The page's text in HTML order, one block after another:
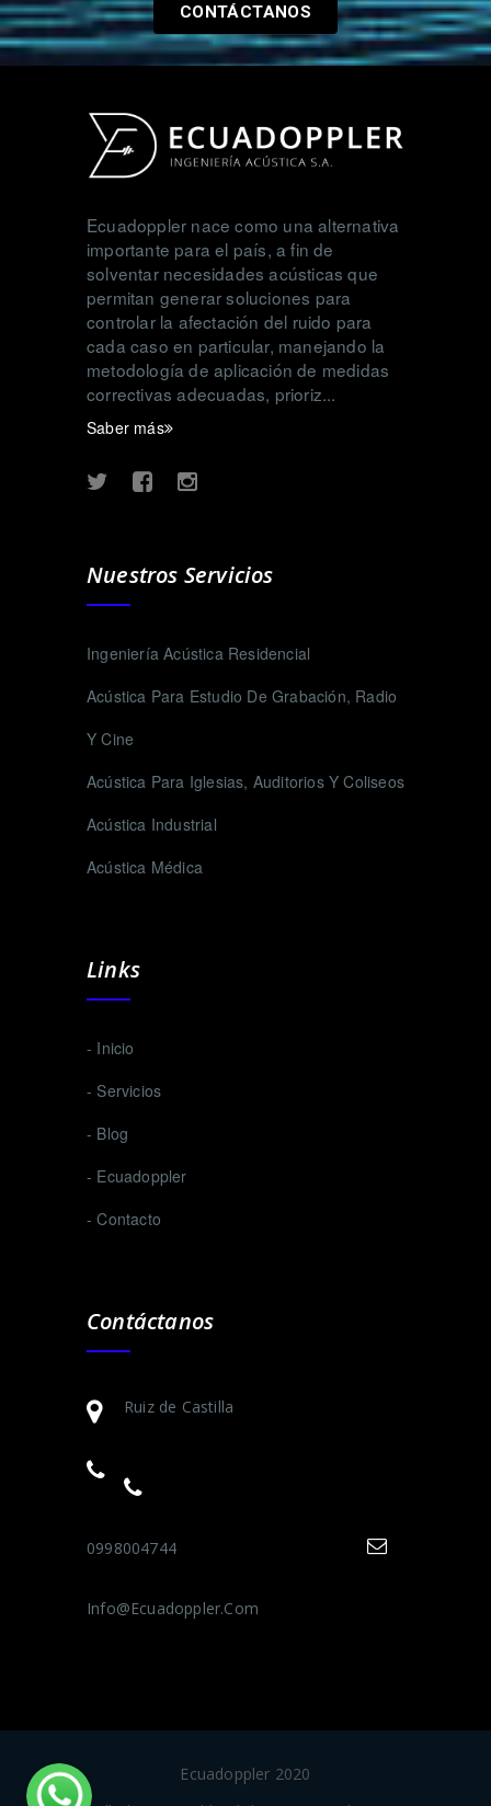
CONTÁCTANOS
Ecuadoppler nace como una alternativa
importante para el país, a fin de
solventar necesidades acústicas que
permitan generar soluciones para
controlar la afectación del ruido para
cada caso en particular, manejando la
metodología de aplicación de medidas
correctivas adecuadas, prioriz...
Saber más
Nuestros Servicios
Ingeniería Acústica Residencial
Acústica Para Estudio De Grabación, Radio
Y Cine
Acústica Para Iglesias, Auditorios Y Coliseos
Acústica Industrial
Acústica Médica
Links
- Inicio
- Servicios
- Blog
- Ecuadoppler
- Contacto
Contáctanos
Ruiz de Castilla
0998004744
Info@ecuadoppler.com
Ecuadoppler 2020